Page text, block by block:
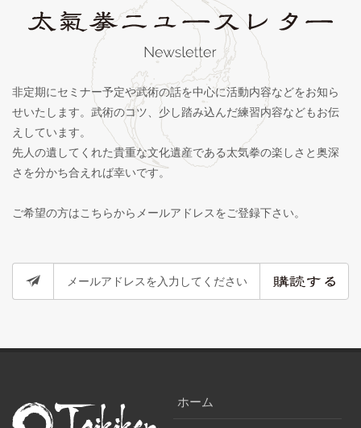
非定期にセミナー予定や武術の話を中心に活動内容などをお知ら
せいたします。武術のコツ、少し踏み込んだ練習内容などもお伝
えしています。
先人の遺してくれた貴重な文化遺産である太気拳の楽しさと奥深
さを分かち合えれば幸いです。
ご希望の方はこちらからメールアドレスをご登録下さい。
ホーム